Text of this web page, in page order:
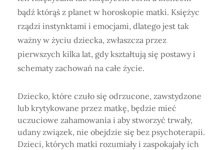
bądź którąś z planet w horoskopie matki. Księżyc
rządzi instynktami i emocjami, dlatego jest tak
ważny w życiu dziecka, zwłaszcza przez
pierwszych kilka lat, gdy kształtują się postawy i
schematy zachowań na całe życie.
Dziecko, które czuło się odrzucone, zawstydzone
lub krytykowane przez matkę, będzie mieć
uczuciowe zahamowania i aby stworzyć trwały,
udany związek, nie obejdzie się bez psychoterapii.
Dzieci, których matki rozumiały i zaspokajały ich